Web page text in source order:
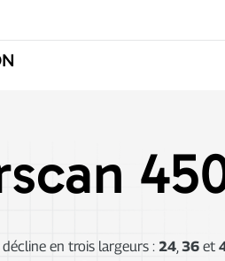
en trois largeurs : 24,36 et